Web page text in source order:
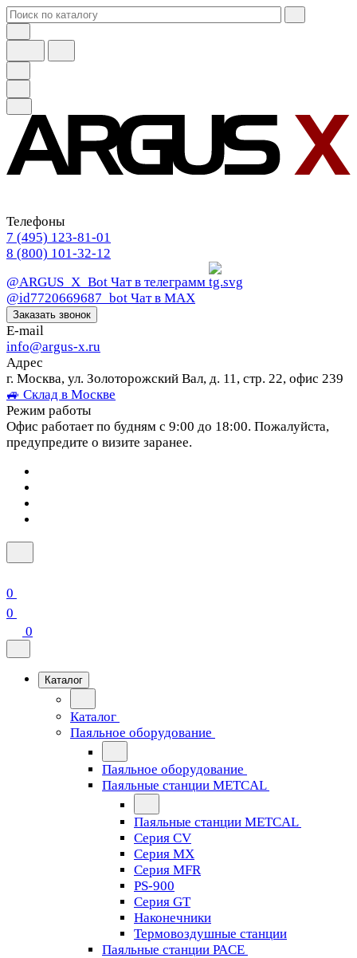
Телефоны
7 (495) 123-81-01
8 (800) 101-32-12
@ARGUS_X_Bot Чат в телеграмм
@id7720669687_bot Чат в МАХ
Заказать звонок
E-mail
info@argus-x.ru
Адрес
г. Москва, ул. Золоторожский Вал, д. 11, стр. 22, офис 239
🚙 Склад в Москве
Режим работы
Офис работает по будням с 9:00 до 18:00. Пожалуйста,
предупредите о визите заранее.
0
0
0
Каталог
Каталог
Паяльное оборудование
Паяльное оборудование
Паяльные станции METCAL
Паяльные станции METCAL
Серия CV
Серия MX
Серия MFR
PS-900
Серия GT
Наконечники
Термовоздушные станции
Паяльные станции PACE